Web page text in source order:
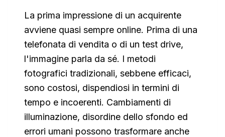
La prima impressione di un acquirente
avviene quasi sempre online. Prima di una
telefonata di vendita o di un test drive,
l'immagine parla da sé. I metodi
fotografici tradizionali, sebbene efficaci,
sono costosi, dispendiosi in termini di
tempo e incoerenti. Cambiamenti di
illuminazione, disordine dello sfondo ed
errori umani possono trasformare anche